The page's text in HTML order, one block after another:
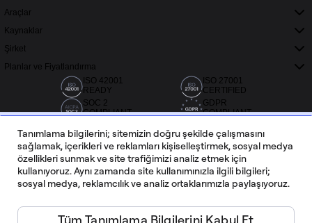
Araçlar
Kaynaklar
Şirket
Planlar ve Fiyatlandırma
ISO 42001
READY
ISO 27001
CERTIFIED
SOC 2
COMPLIANT
GDPR
COMPLIANT
Capterra, G2 ve Trustradius'tan 20.000'den fazla değerlendirme
Tanımlama bilgilerini; sitemizin doğru şekilde çalışmasını
sağlamak, içerikleri ve reklamları kişiselleştirmek, sosyal medya
özellikleri sunmak ve site trafiğimizi analiz etmek için
kullanıyoruz. Aynı zamanda site kullanımınızla ilgili bilgileri;
sosyal medya, reklamcılık ve analiz ortaklarımızla paylaşıyoruz.